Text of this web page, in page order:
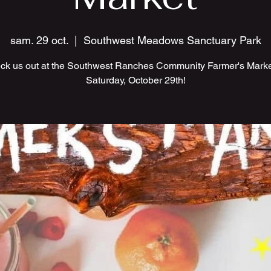
sam. 29 oct.
  |
Southwest Meadows Sanctuary Park
us out at the Southwest Ranches Community Farmer's
Saturday, October 29th!